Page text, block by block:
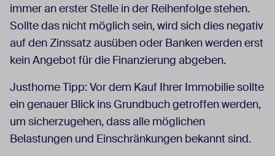
immer an erster Stelle in der Reihenfolge stehen.
Sollte das nicht möglich sein, wird sich dies negativ
auf den Zinssatz ausüben oder Banken werden erst
kein Angebot für die Finanzierung abgeben.
Justhome Tipp: Vor dem Kauf Ihrer Immobilie sollte
ein genauer Blick ins Grundbuch getroffen werden,
um sicherzugehen, dass alle möglichen
Belastungen und Einschränkungen bekannt sind.